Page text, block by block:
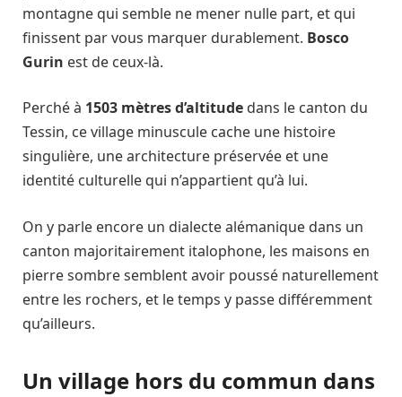
montagne qui semble ne mener nulle part, et qui
finissent par vous marquer durablement. Bosco
Gurin est de ceux-là.
Perché à 1503 mètres d’altitude dans le canton du
Tessin, ce village minuscule cache une histoire
singulière, une architecture préservée et une
identité culturelle qui n’appartient qu’à lui.
On y parle encore un dialecte alémanique dans un
canton majoritairement italophone, les maisons en
pierre sombre semblent avoir poussé naturellement
entre les rochers, et le temps y passe différemment
qu’ailleurs.
Un village hors du commun dans